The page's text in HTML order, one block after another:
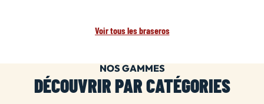
Voir tous les braseros
NOS GAMMES
DÉCOUVRIR PAR CATÉGORIES